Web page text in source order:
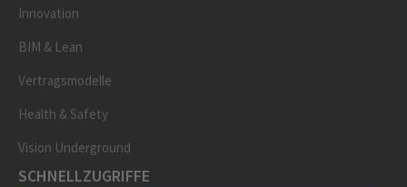
Innovation
BIM & Lean
Vertragsmodelle
Health & Safety
Vision Underground
SCHNELLZUGRIFFE